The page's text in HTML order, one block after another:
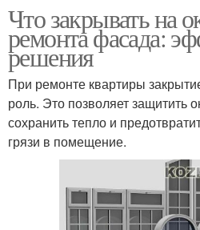
Что закрывать на
ремонта фасада:
решения
При ремонте квартиры
роль. Это позволяет защитить
сохранить тепло и
грязи в помещение.